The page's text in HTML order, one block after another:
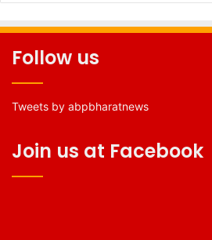
Follow us
Tweets by abpbharatnews
Join us at Facebook